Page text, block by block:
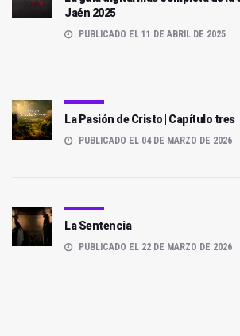
Jaén 2025
PUBLICADO EL 11 DE ABRIL DE 2025
La Pasión de Cristo | Capítulo tres
PUBLICADO EL 04 DE MARZO DE 2026
La Sentencia
PUBLICADO EL 22 DE MARZO DE 2026